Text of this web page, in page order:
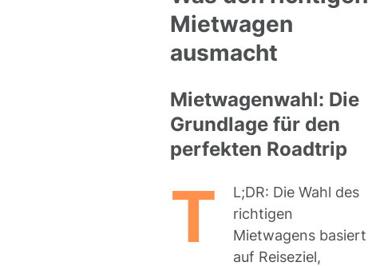
Mietwagen
ausmacht
Mietwagenwahl: Die
Grundlage für den
perfekten Roadtrip
T
L;DR: Die Wahl des
richtigen
Mietwagens basiert
auf Reiseziel,